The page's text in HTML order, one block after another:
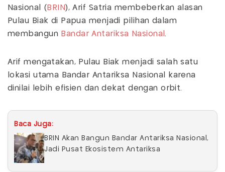
Nasional ( BRIN), Arif Satria membeberkan alasan
Pulau Biak di Papua menjadi pilihan dalam
membangunBandar Antariksa Nasional .
Arif mengatakan, Pulau Biak menjadi salah satu
lokasi utama Bandar Antariksa Nasional karena
dinilai lebih efisien dan dekat dengan orbit.
Baca Juga:
BRIN Akan Bangun Bandar Antariksa Nasional,
Jadi Pusat Ekosistem Antariksa